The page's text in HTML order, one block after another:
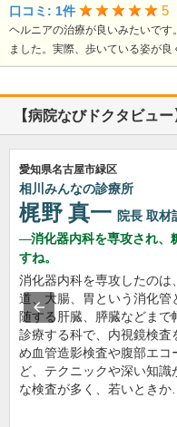
口コミ: 1件 5
ヘルニアの治療が良いみたいで
ました。実際、歩いている姿が
【病院なびドクタビュ
愛知県名古屋市緑区
相川みんなの診療所
梶野 真一 院長 取材
消化器内科を専攻され、
すね。
消化器内科を専攻したのは
道、大腸、胃という消化管
随する肝臓、膵臓などまで
診療する科で、内視鏡検査
め血管造影検査や腹部エコ
ど、テクニックや深い知識
な検査が多く、若いとき